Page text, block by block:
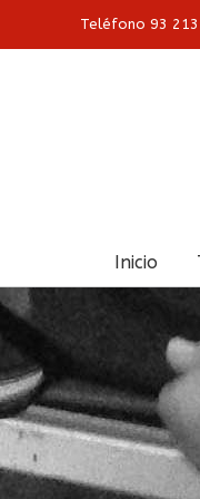
Teléfono 93 213
Inicio